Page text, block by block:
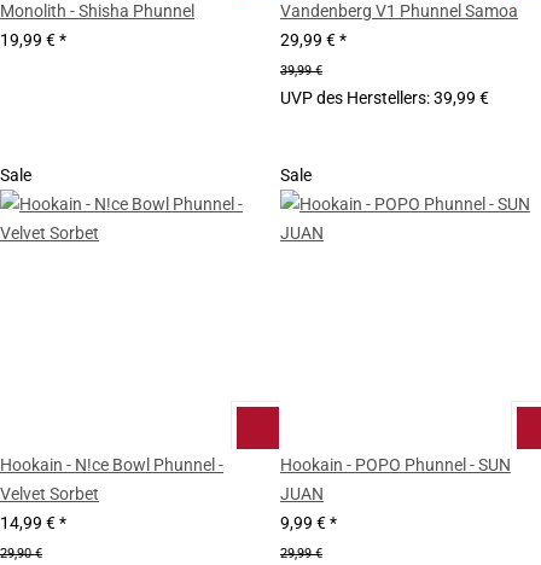
Monolith - Shisha Phunnel
19,99 €*
Vandenberg V1 Phunnel Samoa
29,99 €*
39,99 €
UVP des Herstellers:39,99 €
Sale
Hookain - N!ce Bowl Phunnel -
Velvet Sorbet
14,99 €*
29,90 €
Sale
Hookain - POPO Phunnel - SUN
JUAN
9,99 €*
29,99 €